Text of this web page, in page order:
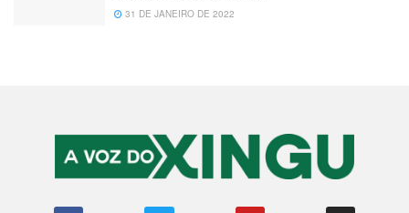
31 DE JANEIRO DE 2022